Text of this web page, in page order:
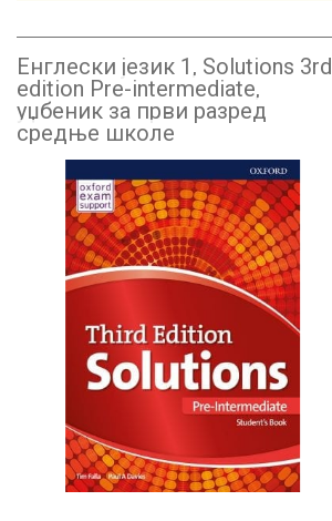
Енглески језик 1, Solutions 3rd
edition Pre-intermediate,
уџбеник за први разред
средње школе